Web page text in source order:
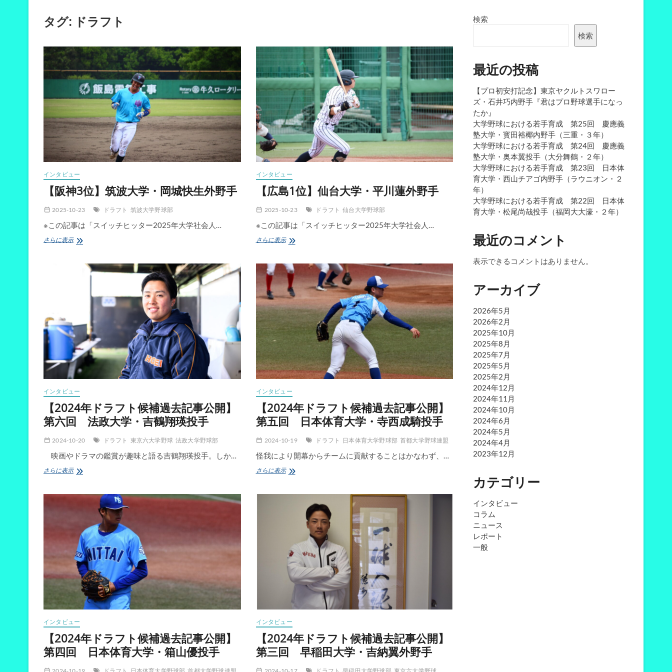
タグ: ドラフト
インタビュー
【阪神3位】筑波大学・岡城快生外野手
2025-10-23 ドラフト 筑波大学野球部
※この記事は「スイッチヒッター2025年大学社会人…
さらに表示【阪
位】
快
生
外
野
手
インタビュー
【広島1位】仙台大学・平川蓮外野手
2025-10-23 ドラフト 仙台大学野球部
※この記事は「スイッチヒッター2025年大学社会人…
さらに表示【広
位】
仙
台
大
平
蓮
インタビュー
【2024年ドラフト候補過去記事公開】
第六回 法政大学・吉鶴翔瑛投手
2024-10-20 ドラフト 東京六大学野球 法政大学野球部
映画やドラマの鑑賞が趣味と語る吉鶴翔瑛投手。しか…
さらに表示【2024
ラ
過
去
記
事
公
開】
法
大
学・
吉
鶴
インタビュー
【2024年ドラフト候補過去記事公開】
第五回 日本体育大学・寺西成騎投手
2024-10-19 ドラフト 日本体育大学野球部 首都大学野球連盟
怪我により開幕からチームに貢献することはかなわず、…
さらに表示【2024
去
記
事
公
開】
日
体
育
大
学・
インタビュー
【2024年ドラフト候補過去記事公開】
第四回 日本体育大学・箱山優投手
インタビュー
【2024年ドラフト候補過去記事公開】
第三回 早稲田大学・吉納翼外野手
検索
検索
最近の投稿
【プロ初安打記念】東京ヤクルトスワロー
ズ・石井巧内野手『君はプロ野球選手になっ
たか』
大学野球における若手育成 第25回 慶應義
塾大学・寳田裕椰内野手（三重・３年）
大学野球における若手育成 第24回 慶應義
塾大学・奥本翼投手（大分舞鶴・２年）
大学野球における若手育成 第23回 日本体
育大学・西山チアゴ内野手（ラウニオン・２
年）
大学野球における若手育成 第22回 日本体
育大学・松尾尚哉投手（福岡大大濠・２年）
最近のコメント
表示できるコメントはありません。
アーカイブ
2026年5月
2026年2月
2025年10月
2025年8月
2025年7月
2025年5月
2025年2月
2024年12月
2024年11月
2024年10月
2024年6月
2024年5月
2024年4月
2023年12月
カテゴリー
インタビュー
コラム
ニュース
レポート
一般